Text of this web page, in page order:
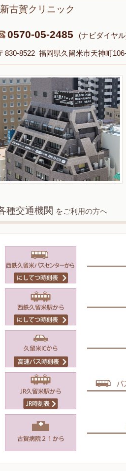
新古賀クリニック
0570-05-2485 (ナビダイヤ
830-8522 福岡県久留米市天神町
種交通機関 をご利用の方へ